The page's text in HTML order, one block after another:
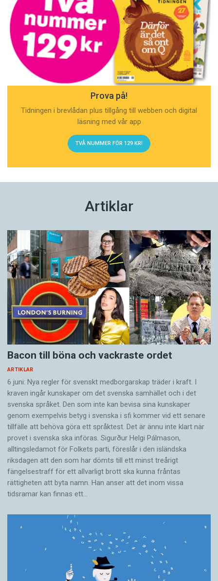
Prova på!
Tidningen i brevlådan plus tillgång till webben och digital
läsning med vår app
TVÅ NUMMER FÖR 129 KR!
Artiklar
Bacon till böna och vackraste ordet
ARTIKLAR
6 juni: Nya regler för svenskt medborgarskap träder i kraft. I
kraven ingår kunskaper om det svenska samhället och i det
svenska språket. Den som inte kan bevisa sina kunskaper
genom exempelvis betyg i svenska i sfi kommer vid ett senare
tillfälle att behöva göra ett språktest. Det är ännu inte klart när
provet i svenska ska införas. Sigurður Helgi Pálmason,
alltingsledamot för Folkets parti, föreslår i den isländska
riksdagen att den som har dömts till ett minst treårigt
fängelsestraff för ett allvarligt brott ska kunna fråntas
rättigheten att byta namn. Han anser att det inom vissa
tidsramar kan finnas ett…